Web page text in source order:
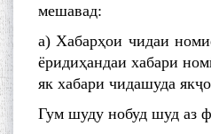
мешавад:
а) Хабарҳои чидаи
ёридиҳандаи хабари
як хабари чидашуда
Гум шуду нобуд шуд аз